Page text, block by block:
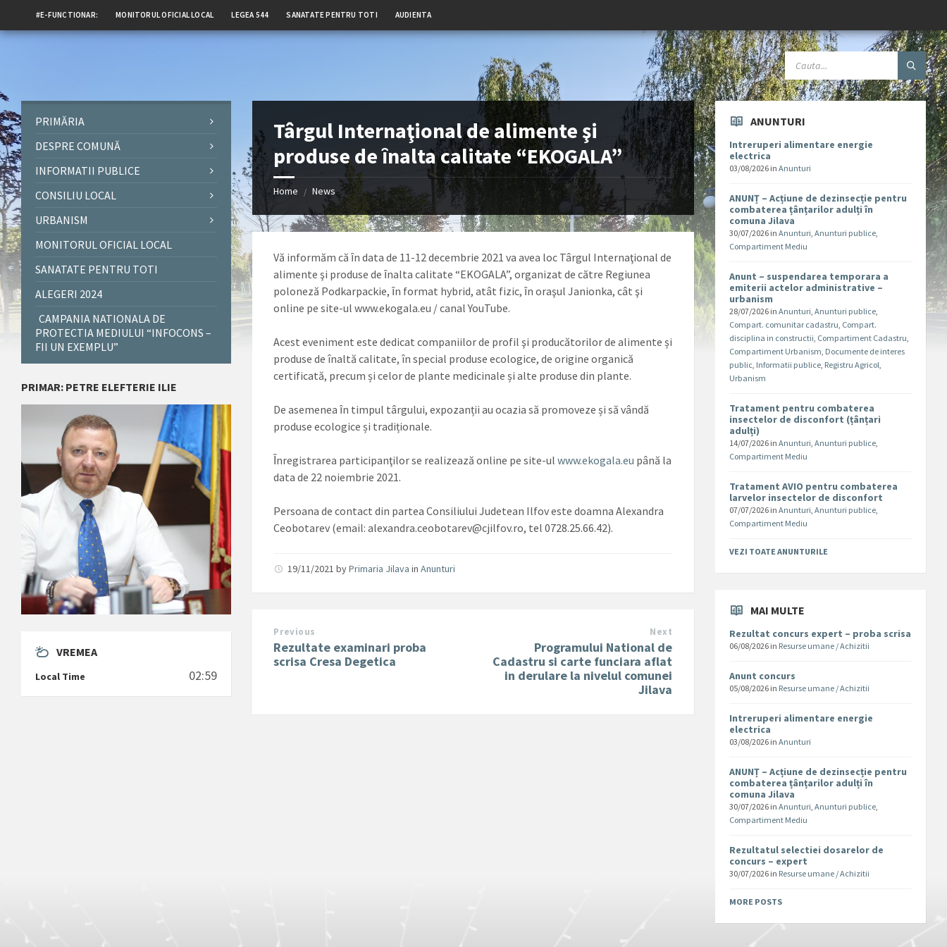
#E-FUNCTIONAR: MONITORUL OFICIAL LOCAL LEGEA 544 SANATATE PENTRU TOTI AUDIENTA
Târgul Internaţional de alimente şi
produse de ȋnalta calitate “EKOGALA”
Home / News
Vă informăm că ȋn data de 11-12 decembrie 2021 va avea loc Târgul Internaţional de
alimente şi produse de ȋnalta calitate “EKOGALA”, organizat de către Regiunea
poloneză Podkarpackie, ȋn format hybrid, atât fizic, ȋn oraşul Janionka, cât şi
online pe site-ul www.ekogala.eu / canal YouTube.
Acest eveniment este dedicat companiilor de profil şi producătorilor de alimente și
produse de înaltă calitate, în special produse ecologice, de origine organică
certificată, precum și celor de plante medicinale și alte produse din plante.
De asemenea ȋn timpul târgului, expozanții au ocazia să promoveze și să vândă
produse ecologice și tradiționale.
Ȋnregistrarea participanţilor se realizează online pe site-ulwww.ekogala.eu până la
data de 22 noiembrie 2021.
Persoana de contact din partea Consiliului Judetean Ilfov este doamna Alexandra
Ceobotarev (email: alexandra.ceobotarev@cjilfov.ro, tel 0728.25.66.42).
19/11/2021byPrimaria Jilava inAnunturi
Previous
Rezultate examinari proba
scrisa Cresa Degetica
Next
Programului National de
Cadastru si carte funciara aflat
in derulare la nivelul comunei
Jilava
PRIMĂRIA
DESPRE COMUNĂ
INFORMATII PUBLICE
CONSILIU LOCAL
URBANISM
MONITORUL OFICIAL LOCAL
SANATATE PENTRU TOTI
ALEGERI 2024
CAMPANIA NATIONALA DE
PROTECTIA MEDIULUI “INFOCONS –
FII UN EXEMPLU”
PRIMAR: PETRE ELEFTERIE ILIE
VREMEA
Local Time 02:59
ANUNTURI
Intreruperi alimentare energie
electrica
03/08/2026 inAnunturi
ANUNȚ – Acțiune de dezinsecție pentru
combaterea țânțarilor adulți în
comuna Jilava
30/07/2026 inAnunturi,Anunturi publice,
Compartiment Mediu
Anunt – suspendarea temporara a
emiterii actelor administrative –
urbanism
28/07/2026 inAnunturi,Anunturi publice,
Compart. comunitar cadastru, Compart.
disciplina in constructii, Compartiment Cadastru,
Compartiment Urbanism, Documente de interes
public, Informatii publice, Registru Agricol,
Urbanism
Tratament pentru combaterea
insectelor de disconfort (țânțari
adulți)
14/07/2026 inAnunturi,Anunturi publice,
Compartiment Mediu
Tratament AVIO pentru combaterea
larvelor insectelor de disconfort
07/07/2026 inAnunturi,Anunturi publice,
Compartiment Mediu
VEZI TOATE ANUNTURILE
MAI MULTE
Rezultat concurs expert – proba scrisa
06/08/2026 in Resurse umane / Achizitii
Anunt concurs
05/08/2026 in Resurse umane / Achizitii
Intreruperi alimentare energie
electrica
03/08/2026 inAnunturi
ANUNȚ – Acțiune de dezinsecție pentru
combaterea țânțarilor adulți în
comuna Jilava
30/07/2026 inAnunturi,Anunturi publice,
Compartiment Mediu
Rezultatul selectiei dosarelor de
concurs – expert
30/07/2026 in Resurse umane / Achizitii
MORE POSTS